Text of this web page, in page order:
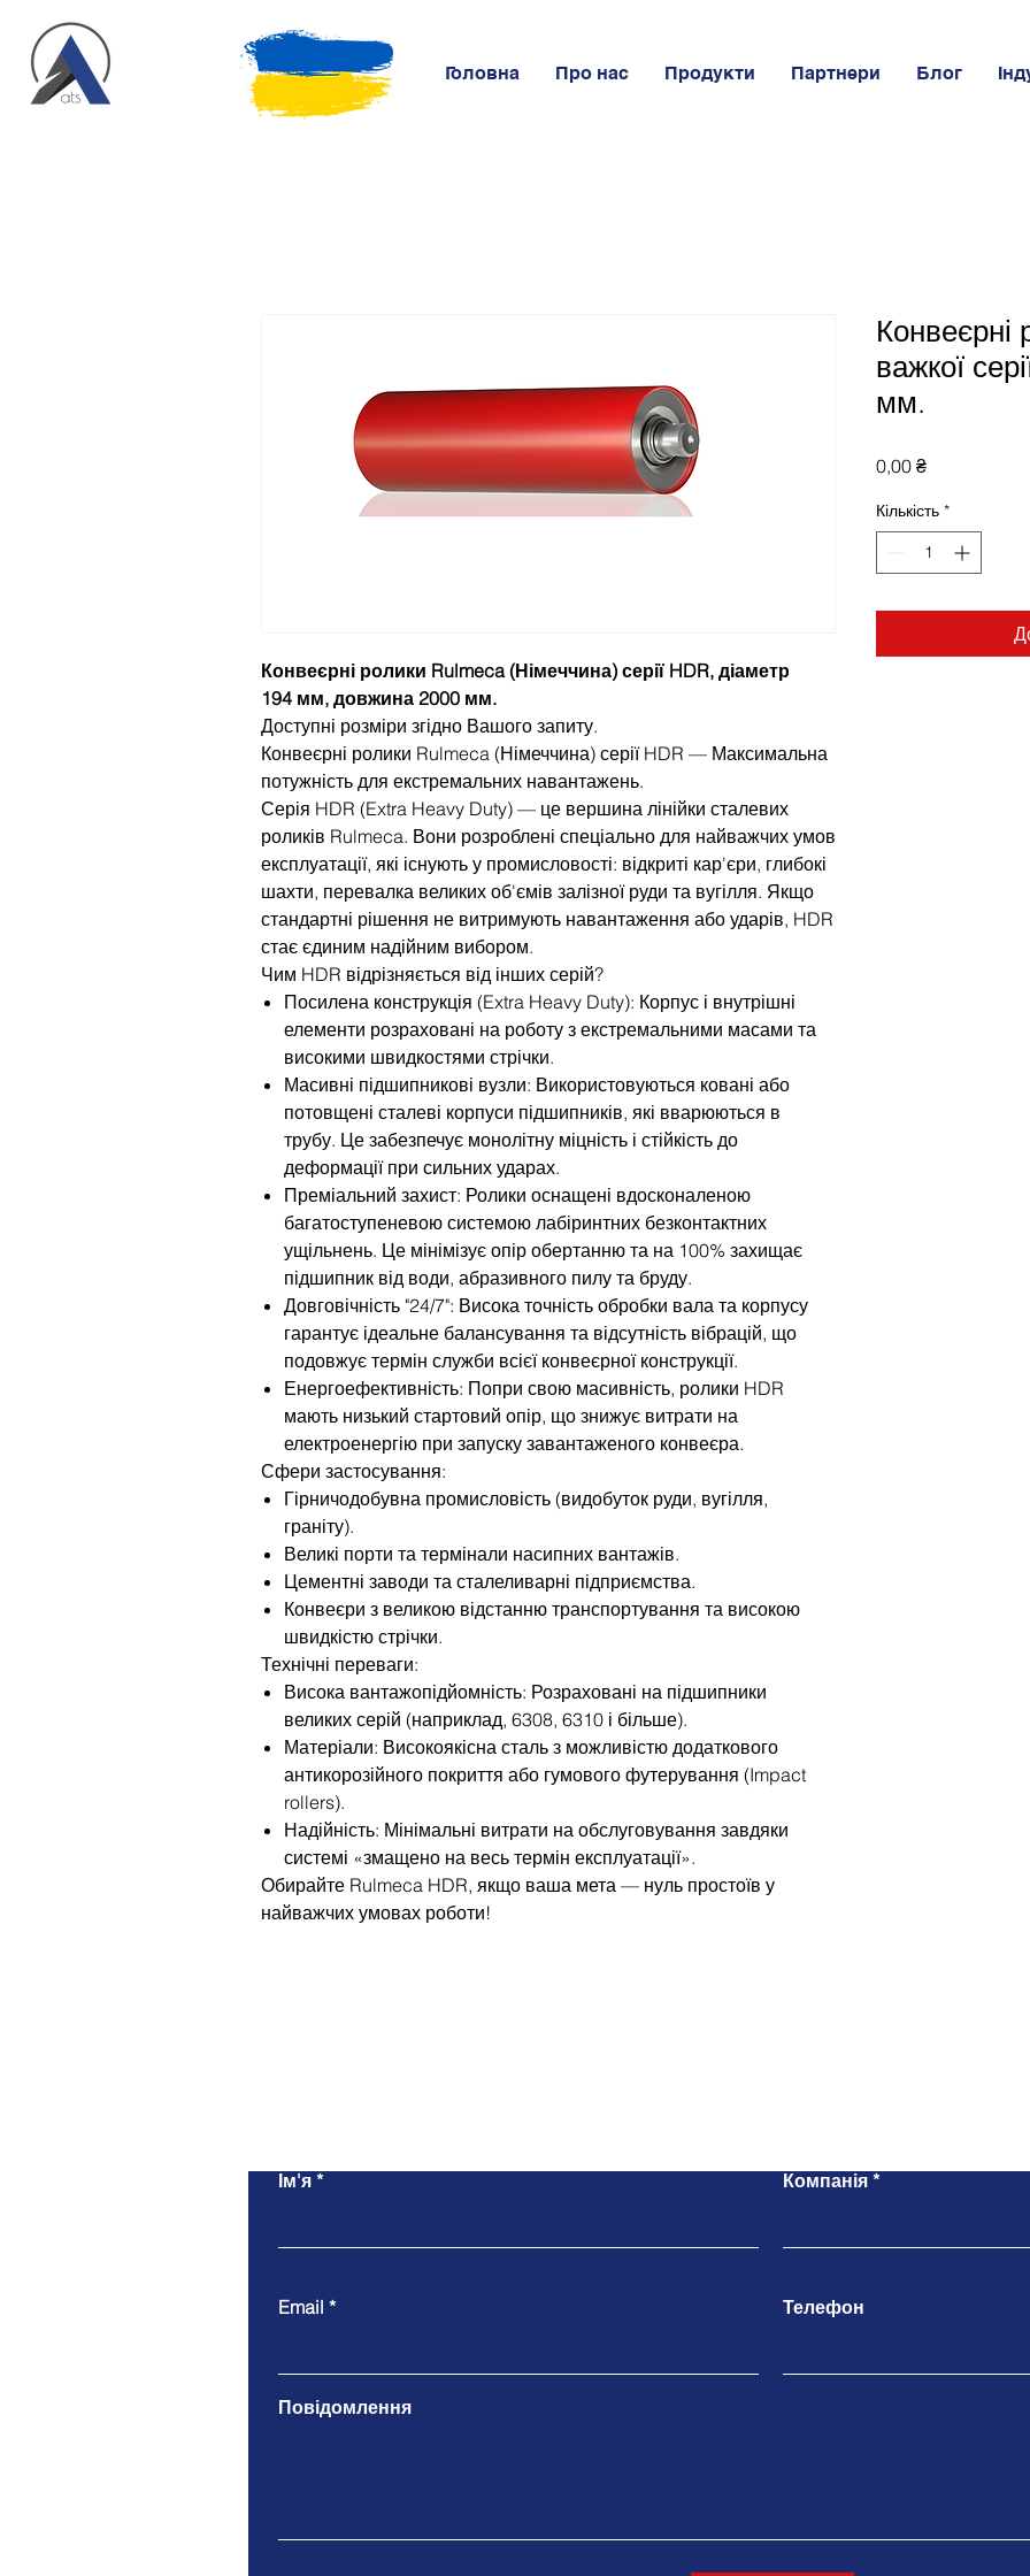
Головна Про нас Продукти Партнери Блог
Конвеєрні ролики Rulmeca (Німеччина) серії HDR, діаметр
194 мм, довжина 2000 мм.
Доступні розміри згідно Вашого запиту.
Конвеєрні ролики Rulmeca (Німеччина) серії HDR — Максимальна
потужність для екстремальних навантажень.
Серія HDR (Extra Heavy Duty) — це вершина лінійки сталевих
роликів Rulmeca. Вони розроблені спеціально для найважчих умов
експлуатації, які існують у промисловості: відкриті кар'єри, глибокі
шахти, перевалка великих об'ємів залізної руди та вугілля. Якщо
стандартні рішення не витримують навантаження або ударів, HDR
стає єдиним надійним вибором.
Чим HDR відрізняється від інших серій?
Посилена конструкція (Extra Heavy Duty): Корпус і внутрішні
елементи розраховані на роботу з екстремальними масами та
високими швидкостями стрічки.
Масивні підшипникові вузли: Використовуються ковані або
потовщені сталеві корпуси підшипників, які вварюються в
трубу. Це забезпечує монолітну міцність і стійкість до
деформації при сильних ударах.
Преміальний захист: Ролики оснащені вдосконаленою
багатоступеневою системою лабіринтних безконтактних
ущільнень. Це мінімізує опір обертанню та на 100% захищає
підшипник від води, абразивного пилу та бруду.
Довговічність "24/7": Висока точність обробки вала та корпусу
гарантує ідеальне балансування та відсутність вібрацій, що
подовжує термін служби всієї конвеєрної конструкції.
Енергоефективність: Попри свою масивність, ролики HDR
мають низький стартовий опір, що знижує витрати на
електроенергію при запуску завантаженого конвеєра.
Сфери застосування:
Гірничодобувна промисловість (видобуток руди, вугілля,
граніту).
Великі порти та термінали насипних вантажів.
Цементні заводи та сталеливарні підприємства.
Конвеєри з великою відстанню транспортування та високою
швидкістю стрічки.
Технічні переваги:
Висока вантажопідйомність: Розраховані на підшипники
великих серій (наприклад, 6308, 6310 і більше).
Матеріали: Високоякісна сталь з можливістю додаткового
антикорозійного покриття або гумового футерування (Impact
rollers).
Надійність: Мінімальні витрати на обслуговування завдяки
системі «змащено на весь термін експлуатації».
Обирайте Rulmeca HDR, якщо ваша мета — нуль простоїв у
найважчих умовах роботи!
Конвеєрні
важкої
мм.
0,00 ₴Ціна
Кількість *
Ім'я Компанія
Email Телефон
Повідомлення